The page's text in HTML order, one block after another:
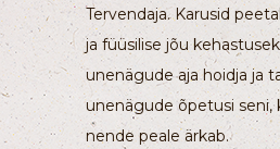
Tervendaja. Karusid
ja füüsilise jõu
unenägude aja hoidja ja
unenägude õpetusi seni,
nende peale ärkab.